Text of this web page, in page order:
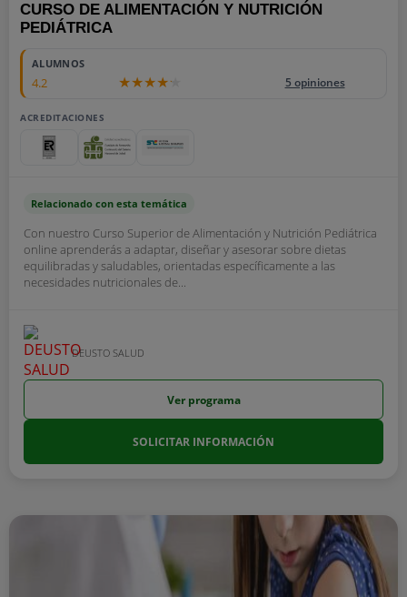
CURSO DE ALIMENTACIÓN Y NUTRICIÓN
PEDIÁTRICA
ALUMNOS
4.2 5 opiniones
ACREDITACIONES
Relacionado con esta temática
Con nuestro Curso Superior de Alimentación y Nutrición Pediátrica
online aprenderás a adaptar, diseñar y asesorar sobre dietas
equilibradas y saludables, orientadas específicamente a las
necesidades nutricionales de...
DEUSTO SALUD
Ver programa
SOLICITAR INFORMACIÓN